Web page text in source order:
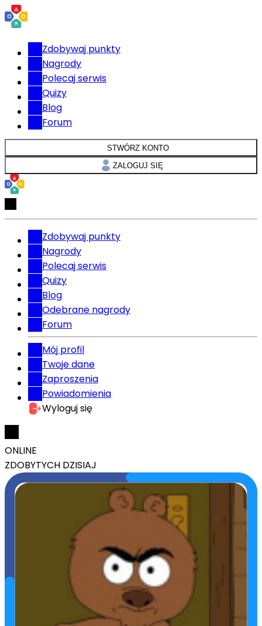
Zdobywaj punkty
Nagrody
Polecaj serwis
Quizy
Blog
Forum
STWÓRZ KONTO
ZALOGUJ SIĘ
Zdobywaj punkty
Nagrody
Polecaj serwis
Quizy
Blog
Odebrane nagrody
Forum
Mój profil
Twoje dane
Zaproszenia
Powiadomienia
Wyloguj się
ONLINE
ZDOBYTYCH DZISIAJ